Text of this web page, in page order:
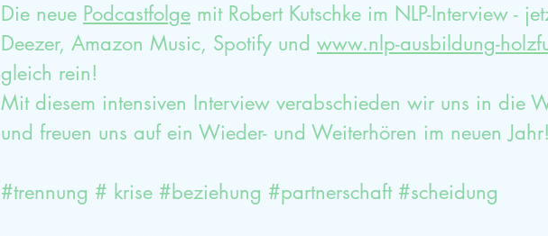
Die neue Podcastfolge mit Robert Kutschke im NLP-Interview -
Deezer, Amazon Music, Spotify und www.nlp-ausbildung-
gleich rein!
Mit diesem intensiven Interview verabschieden wir uns in die
und freuen uns auf ein Wieder- und Weiterhören im neuen
#trennung # krise #beziehung #partnerschaft #scheidung